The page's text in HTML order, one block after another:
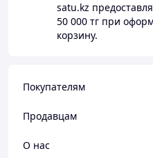
satu.kz
50 000 тг при
корзину.
Покупателям
Продавцам
О нас